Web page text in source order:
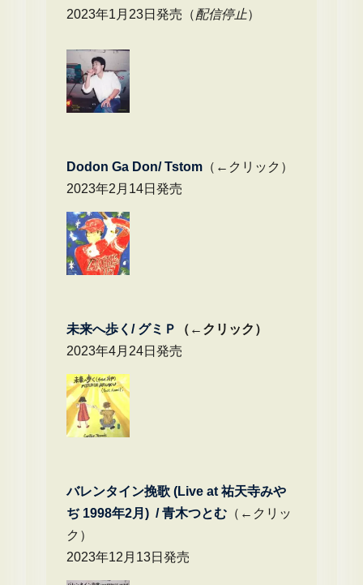
2023年1月23日発売（配信停止）
Dodon Ga Don/ Tstom（←クリック）
2023年2月14日発売
未来へ歩く/ グミＰ
（←クリック）
2023年4月24日発売
バレンタイン挽歌 (Live at 祐天寺みや
ぢ 1998年2月) / 青木つとむ（←クリッ
ク）
2023年12月13日発売